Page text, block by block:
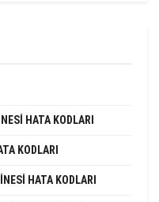
HATA KODLARI
KODLARI
HATA KODLARI